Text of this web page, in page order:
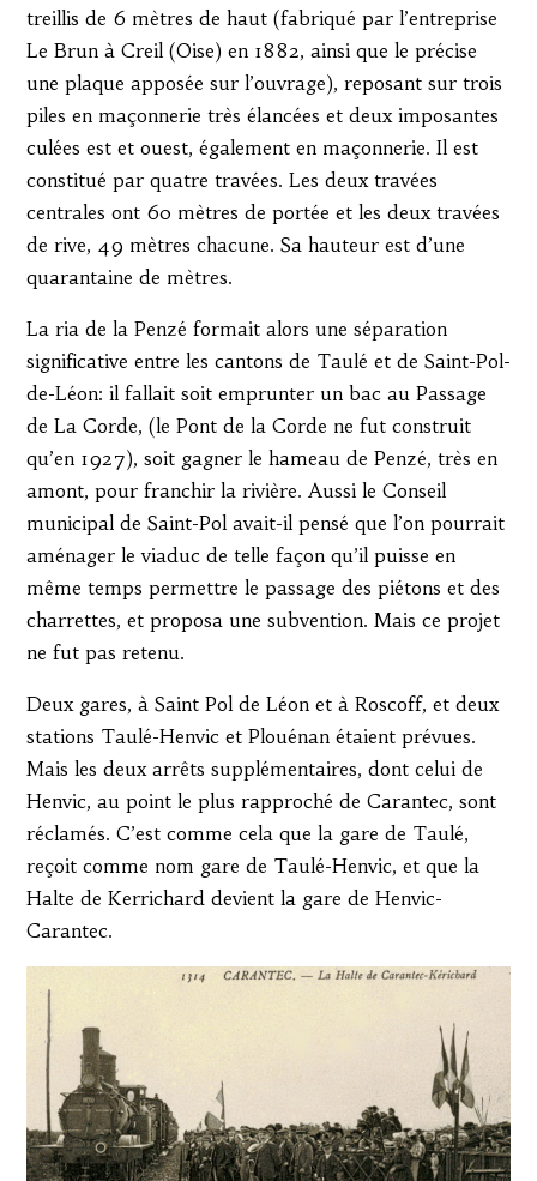
treillis de 6 mètres de haut (fabriqué par l’entreprise
Le Brun à Creil (Oise) en 1882, ainsi que le précise
une plaque apposée sur l’ouvrage), reposant sur trois
piles en maçonnerie très élancées et deux imposantes
culées est et ouest, également en maçonnerie. Il est
constitué par quatre travées. Les deux travées
centrales ont 60 mètres de portée et les deux travées
de rive, 49 mètres chacune. Sa hauteur est d’une
quarantaine de mètres.
La ria de la Penzé formait alors une séparation
significative entre les cantons de Taulé et de Saint-Pol-
de-Léon: il fallait soit emprunter un bac au Passage
de La Corde, (le Pont de la Corde ne fut construit
qu’en 1927), soit gagner le hameau de Penzé, très en
amont, pour franchir la rivière. Aussi le Conseil
municipal de Saint-Pol avait-il pensé que l’on pourrait
aménager le viaduc de telle façon qu’il puisse en
même temps permettre le passage des piétons et des
charrettes, et proposa une subvention. Mais ce projet
ne fut pas retenu.
Deux gares, à Saint Pol de Léon et à Roscoff, et deux
stations Taulé-Henvic et Plouénan étaient prévues.
Mais les deux arrêts supplémentaires, dont celui de
Henvic, au point le plus rapproché de Carantec, sont
réclamés. C’est comme cela que la gare de Taulé,
reçoit comme nom gare de Taulé-Henvic, et que la
Halte de Kerrichard devient la gare de Henvic-
Carantec.